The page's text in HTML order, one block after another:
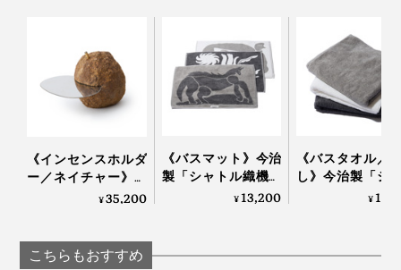
この明るさを確認するためのカード、「標準反射板」の
色こそグレーなのです。
人たちがつくっています。
肌触りといい、軽さといい、自然のやさしさを感じる寝
心地です。
《インセンスホルダ
ー／ネイチャー》鞍
馬石を使った、アー
¥35,200
《バスマット》今治
製「シャトル織機」
でゆっくり織った、
¥13,200
《バスタオル／
し》今治製「シ
ル織機」でゆっ
¥
こちらもおすすめ